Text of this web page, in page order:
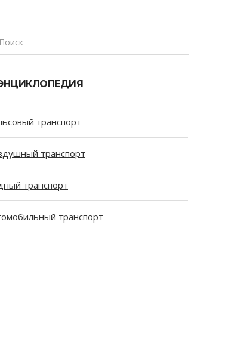
транспорт
транспорт
транспорт
транспорт